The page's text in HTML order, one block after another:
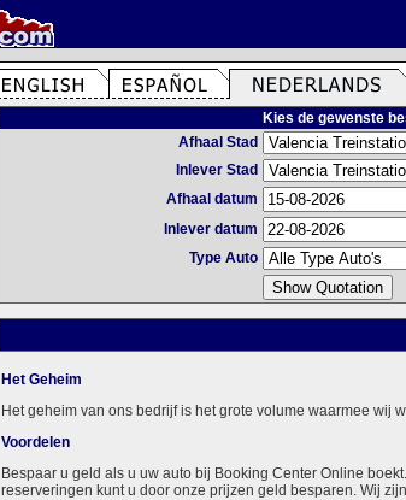
Kies de gewenste
Afhaal Stad
Inlever Stad
Afhaal datum
Inlever datum
Type Auto
Het Geheim
Het geheim van ons bedrijf is het grote volume waarmee wij
Voordelen
Bespaar u geld als u uw auto bij Booking Center Online
reserveringen kunt u door onze prijzen geld besparen. Wij